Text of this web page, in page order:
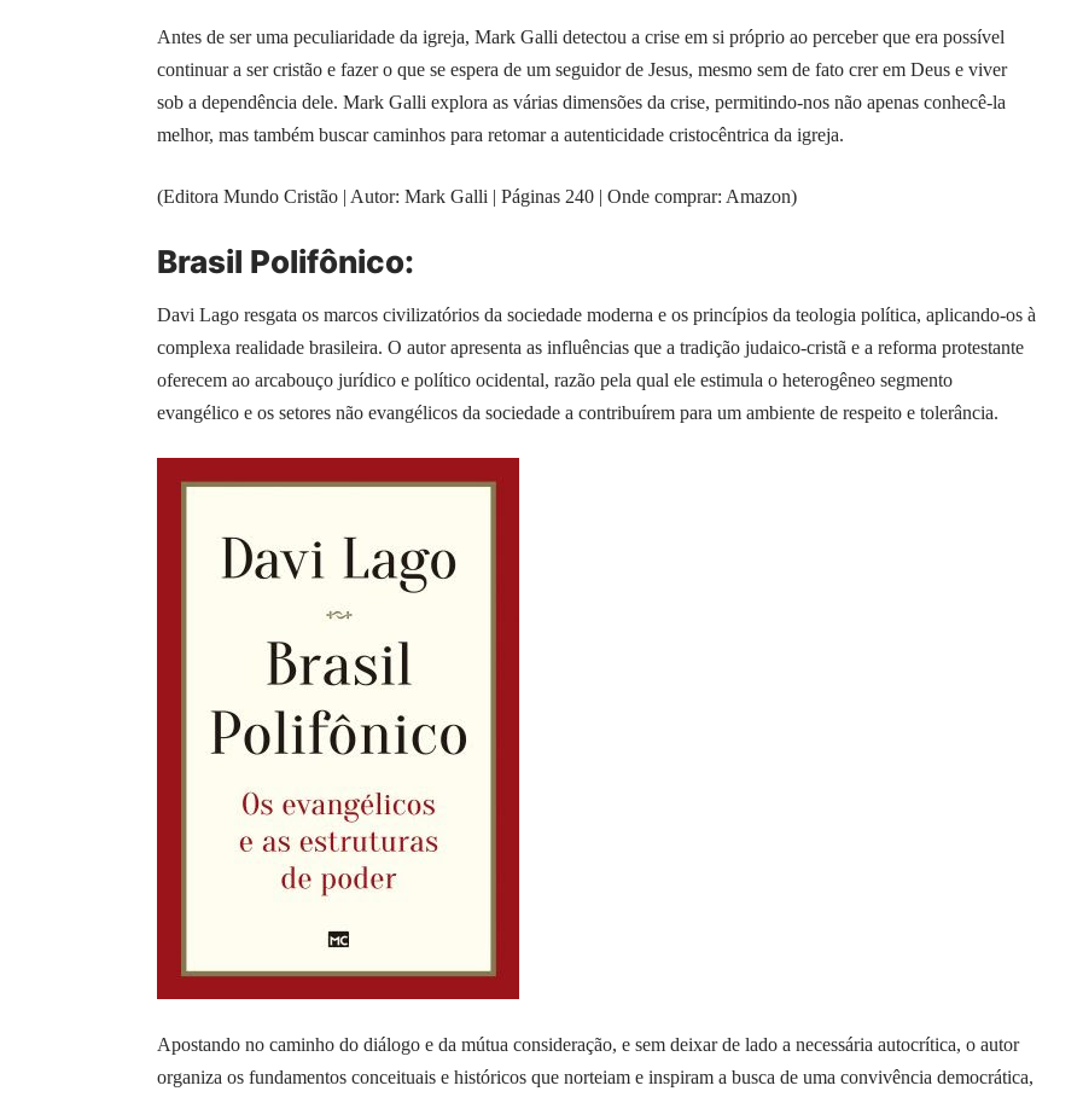
Antes de ser uma peculiaridade da igreja, Mark Galli detectou a crise em si próprio ao perceber que era possível
continuar a ser cristão e fazer o que se espera de um seguidor de Jesus, mesmo sem de fato crer em Deus e viver
sob a dependência dele. Mark Galli explora as várias dimensões da crise, permitindo-nos não apenas conhecê-la
melhor, mas também buscar caminhos para retomar a autenticidade cristocêntrica da igreja.
(Editora Mundo Cristão | Autor: Mark Galli | Páginas 240 | Onde comprar: Amazon)
Brasil Polifônico:
Davi Lago resgata os marcos civilizatórios da sociedade moderna e os princípios da teologia política, aplicando-os à
complexa realidade brasileira. O autor apresenta as influências que a tradição judaico-cristã e a reforma protestante
oferecem ao arcabouço jurídico e político ocidental, razão pela qual ele estimula o heterogêneo segmento
evangélico e os setores não evangélicos da sociedade a contribuírem para um ambiente de respeito e tolerância.
Apostando no caminho do diálogo e da mútua consideração, e sem deixar de lado a necessária autocrítica, o autor
organiza os fundamentos conceituais e históricos que norteiam e inspiram a busca de uma convivência democrática,